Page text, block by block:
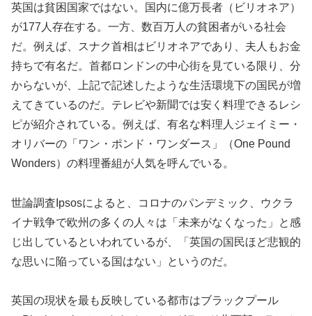
英国は貧困国家ではない。国内に億万長者（ビリオネア）
が177人存在する。一方、数百万人の貧困者がいる社会
だ。例えば、スナク首相はビリオネアであり、夫人もお金
持ちで有名だ。首都ロンドンの中心街を見ている限り、分
からないが、上記で記述したような生活環境下の国民が増
えてきているのだ。テレビや新聞では安く料理できるレシ
ピが紹介されている。例えば、有名な料理人ジェイミー・
オリバーの「ワン・ポンド・ワンダース」（One Pound
Wonders）の料理番組が人気を呼んでいる。
世論調査Ipsosによると、コロナのパンデミック、ウクラ
イナ戦争で欧州の多くの人々は「未来がなくなった」と感
じ出しているといわれているが、「英国の国民ほど悲観的
な思いに陥っている国はない」というのだ。
英国の現状を最も反映している都市はブラックプール